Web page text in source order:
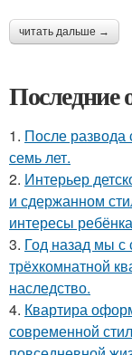
читать дальше →
Последние
1. После
семь лет.
2. Интерьер
и сдержанном
интересы
3. Год назад мы с
трёхкомнатной
наследство.
4. Квартира
современной